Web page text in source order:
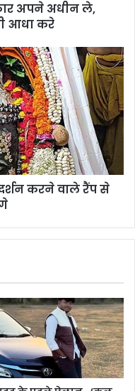
अपने अधीन ले,
आधा करे
करने वाले रैंप से